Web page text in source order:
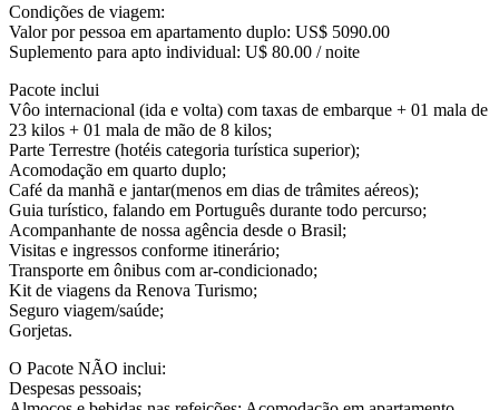
Condições de viagem:
Valor por pessoa em apartamento duplo: US$ 5090.00
Suplemento para apto individual: U$ 80.00 / noite
Pacote inclui
Vôo internacional (ida e volta) com taxas de embarque + 01 mala de
23 kilos + 01 mala de mão de 8 kilos;
Parte Terrestre (hotéis categoria turística superior);
Acomodação em quarto duplo;
Café da manhã e jantar(menos em dias de trâmites aéreos);
Guia turístico, falando em Português durante todo percurso;
Acompanhante de nossa agência desde o Brasil;
Visitas e ingressos conforme itinerário;
Transporte em ônibus com ar-condicionado;
Kit de viagens da Renova Turismo;
Seguro viagem/saúde;
Gorjetas.
O Pacote NÃO inclui:
Despesas pessoais;